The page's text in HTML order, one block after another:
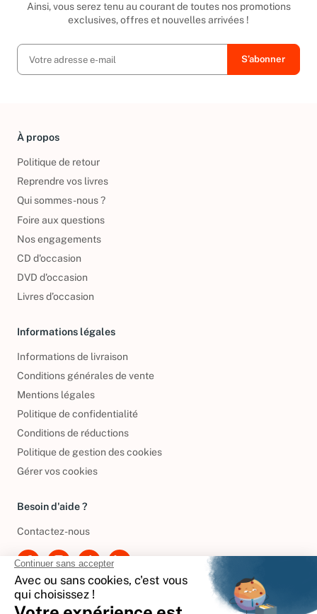
Ainsi, vous serez tenu au courant de toutes nos promotions
exclusives, offres et nouvelles arrivées !
À propos
Politique de retour
Reprendre vos livres
Qui sommes-nous ?
Foire aux questions
Nos engagements
CD d'occasion
DVD d'occasion
Livres d’occasion
Informations légales
Informations de livraison
Conditions générales de vente
Mentions légales
Politique de confidentialité
Conditions de réductions
Politique de gestion des cookies
Gérer vos cookies
Besoin d'aide ?
Contactez-nous
International